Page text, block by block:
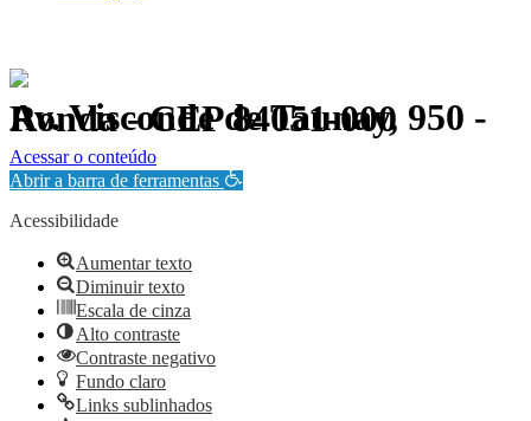
Av. Visconde de Taunay, 950 - Ronda - CEP 84051-000
Política de Privacidade.
Acessar o conteúdo
Abrir a barra de ferramentas
Acessibilidade
Aumentar texto
Diminuir texto
Escala de cinza
Alto contraste
Contraste negativo
Fundo claro
Links sublinhados